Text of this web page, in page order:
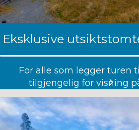
Eksklusive
For alle som legger turen
tilgjengelig for visning